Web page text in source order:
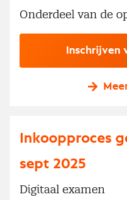
Onderdeel van de
Inschrijven
Inkoopproces
sept 2025
Digitaal examen